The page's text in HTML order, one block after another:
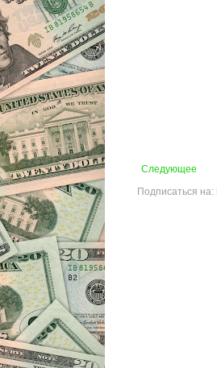
Следующее
Подписаться на: